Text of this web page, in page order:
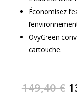
Économisez
OvyGreen
cartouche.
149,40€